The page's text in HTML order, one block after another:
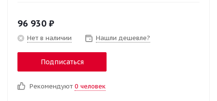
96 930 ₽
Нет в наличии Нашли дешевле?
Подписаться
Рекомендуют 0 человек